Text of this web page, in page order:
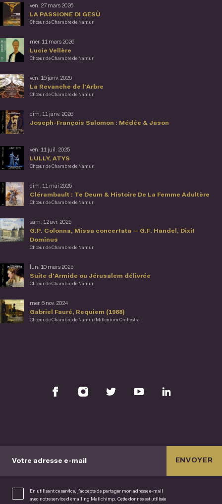
LA PASSIONE DI GESÙ
ven. 27 mars 2026
Chœur de Chambre de Namur
Lucie Vellère
mer. 11 mars 2026
Chœur de Chambre de Namur
La Revanche de l'Arbre
ven. 16 janv. 2026
Chœur de Chambre de Namur
Joseph-François Salomon : Médée & Jason
dim. 11 janv. 2026
LULLY, ATYS
ven. 11 juil. 2025
Chœur de Chambre de Namur
Clérambault : Te Deum & Histoire De La Femme Adultère
dim. 11 mai 2025
Chœur de Chambre de Namur
G.P. Colonna, Missa concertata — G.F. Handel, Dixit
Dominus
sam. 12 avr. 2025
Chœur de Chambre de Namur
Suite d'Armide ou Jérusalem délivrée
lun. 10 mars 2025
Chœur de Chambre de Namur
Gabriel Fauré, Requiem (1988)
mer. 6 nov. 2024
Chœur de Chambre de Namur/Millenium Orchestra
Votre adresse e-mail
En utilisant ce service, j’accepte de partager mon adresse e-mail
avec notre service d’emailing Mailchimp. Cette donnée est utilisée
ENVOYER